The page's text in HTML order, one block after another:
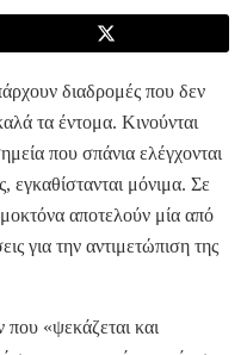
διαδρομές που δεν
τα έντομα. Κινούνται
που σπάνια ελέγχονται
εγκαθίστανται μόνιμα. Σε
αποτελούν μία από
για την αντιμετώπιση της
που «ψεκάζεται και